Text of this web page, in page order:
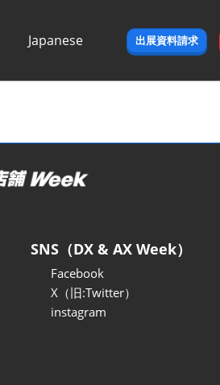
Japanese
出展資料請求
SNS（DX & AX Week）
Facebook
X（旧:Twitter）
instagram